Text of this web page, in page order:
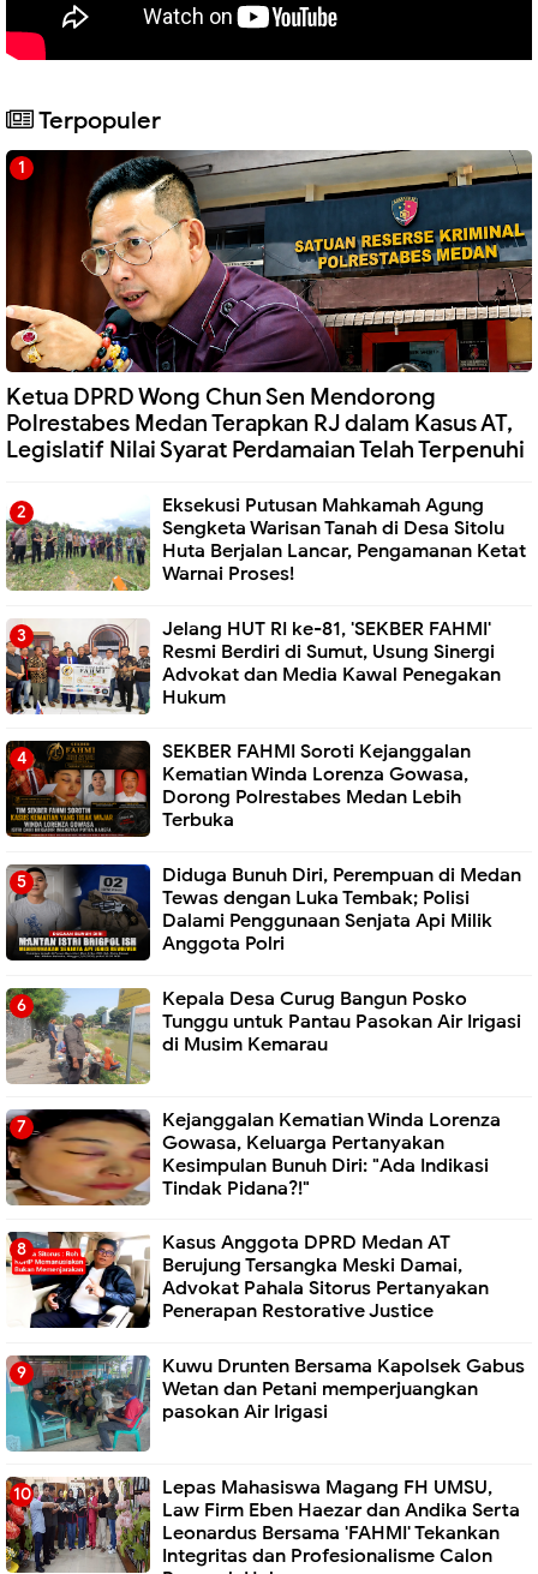
Terpopuler
Ketua DPRD Wong Chun Sen Mendorong
Polrestabes Medan Terapkan RJ dalam Kasus AT,
Legislatif Nilai Syarat Perdamaian Telah Terpenuhi
Eksekusi Putusan Mahkamah Agung
Sengketa Warisan Tanah di Desa Sitolu
Huta Berjalan Lancar, Pengamanan Ketat
Warnai Proses!
Jelang HUT RI ke-81, 'SEKBER FAHMI'
Resmi Berdiri di Sumut, Usung Sinergi
Advokat dan Media Kawal Penegakan
Hukum
SEKBER FAHMI Soroti Kejanggalan
Kematian Winda Lorenza Gowasa,
Dorong Polrestabes Medan Lebih
Terbuka
Diduga Bunuh Diri, Perempuan di Medan
Tewas dengan Luka Tembak; Polisi
Dalami Penggunaan Senjata Api Milik
Anggota Polri
Kepala Desa Curug Bangun Posko
Tunggu untuk Pantau Pasokan Air Irigasi
di Musim Kemarau
Kejanggalan Kematian Winda Lorenza
Gowasa, Keluarga Pertanyakan
Kesimpulan Bunuh Diri: "Ada Indikasi
Tindak Pidana?!"
Kasus Anggota DPRD Medan AT
Berujung Tersangka Meski Damai,
Advokat Pahala Sitorus Pertanyakan
Penerapan Restorative Justice
Kuwu Drunten Bersama Kapolsek Gabus
Wetan dan Petani memperjuangkan
pasokan Air Irigasi
Lepas Mahasiswa Magang FH UMSU,
Law Firm Eben Haezar dan Andika Serta
Leonardus Bersama 'FAHMI' Tekankan
Integritas dan Profesionalisme Calon